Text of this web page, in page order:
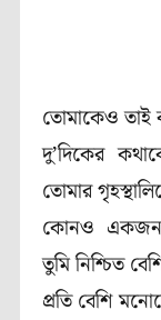
তোমাকেও তাই
দু’দিকের
তোমার
কোনও
তুমি নিশ্চিত
প্রতি বেশি